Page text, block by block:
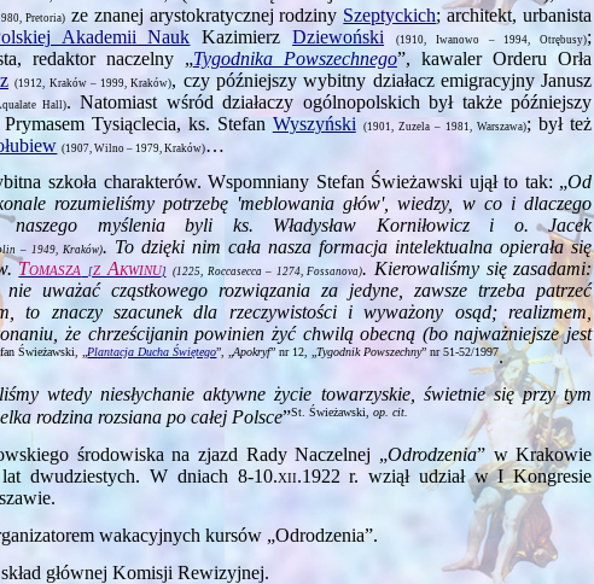
Pretoria)ze znanej arystokratycznej rodziny Szeptyckich; architekt, urbanista
Akademii Nauk KazimierzDziewoński (1910, Iwanowo – 1994, Otrębusy);
redaktor naczelny „Tygodnika Powszechnego”, kawaler Orderu Orła
(1912, Kraków – 1999, Kraków), czy późniejszy wybitny działacz emigracyjny Janusz
Hall). Natomiast wśród działaczy ogólnopolskich był także późniejszy
Tysiąclecia, ks. StefanWyszyński (1901, Zuzela – 1981, Warszawa); był też
(1907, Wilno – 1979, Kraków)…
szkoła charakterów. Wspomniany Stefan Świeżawski ujął to tak: „Od
rozumieliśmy potrzebę 'meblowania głów', wiedzy, w co i dlaczego
naszego myślenia byli ks. Władysław Korniłowicz i o. Jacek
– 1949, Kraków). To dzięki nim cała nasza formacja intelektualna opierała się
Tomasza [z Akwi­nu] (1225, Roccasecca – 1274, Fossanova). Kierowaliśmy się zasadami:
nie uważać cząstkowego rozwiązania za jedyne, zawsze trzeba patrzeć
to znaczy szacunek dla rzeczywistości i wyważony osąd; realizmem,
że chrześcijanin powinien żyć chwilą obecną (bo naj­ważniejsze jest
Świeżawski, „Plantacja Ducha Świętego”, „Apokryf” nr 12, „Tygodnik Powszechny” nr 51‑52/1997.
wtedy niesłychanie aktywne życie towarzyskie, świetnie się przy tym
rodzina rozsiana po całej Polsce”St. Świeżawski,op. cit.
środowiska na zjazd Rady Naczelnej „Odrodzenia” w Krakowie
dwudziestych. W dniach 8‑10.xii.1922r. wziął udział w I Kongresie
wakacyjnych kursów „Odrodzenia”.
głównej Komisji Rewizyjnej.